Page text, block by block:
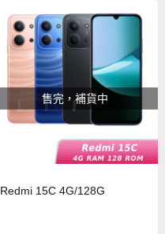
售完，補貨中
Redmi 15C 4G/128G